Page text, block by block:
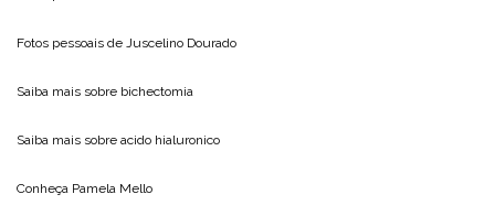
Fotos pessoais de Juscelino Dourado
Saiba mais sobre bichectomia
Saiba mais sobre acido hialuronico
Conheça Pamela Mello